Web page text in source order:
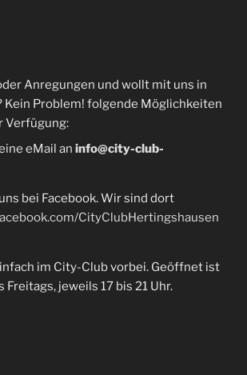
Anregungen und wollt mit uns in
Kein Problem! folgende Möglichkeiten
Verfügung:
eMail an info@city-club-
bei Facebook. Wir sind dort
CityClubHertingshausen
im City-Club vorbei. Geöffnet ist
Freitags, jeweils 17 bis 21 Uhr.